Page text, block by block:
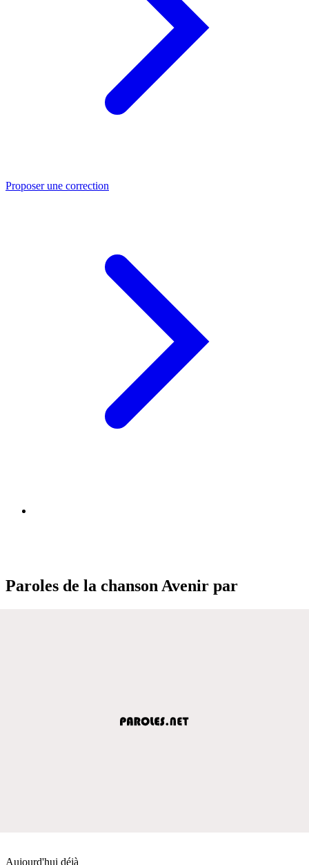
Proposer une correction
Paroles de la chanson Avenir par
Aujourd'hui déjà